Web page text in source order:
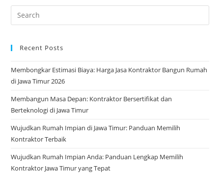
Recent Posts
Membongkar Estimasi Biaya: Harga Jasa Kontraktor Bangun Rumah
di Jawa Timur 2026
Membangun Masa Depan: Kontraktor Bersertifikat dan
Berteknologi di Jawa Timur
Wujudkan Rumah Impian di Jawa Timur: Panduan Memilih
Kontraktor Terbaik
Wujudkan Rumah Impian Anda: Panduan Lengkap Memilih
Kontraktor Jawa Timur yang Tepat